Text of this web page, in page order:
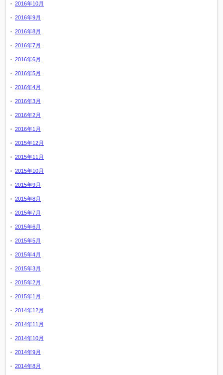
2016年10月
2016年9月
2016年8月
2016年7月
2016年6月
2016年5月
2016年4月
2016年3月
2016年2月
2016年1月
2015年12月
2015年11月
2015年10月
2015年9月
2015年8月
2015年7月
2015年6月
2015年5月
2015年4月
2015年3月
2015年2月
2015年1月
2014年12月
2014年11月
2014年10月
2014年9月
2014年8月